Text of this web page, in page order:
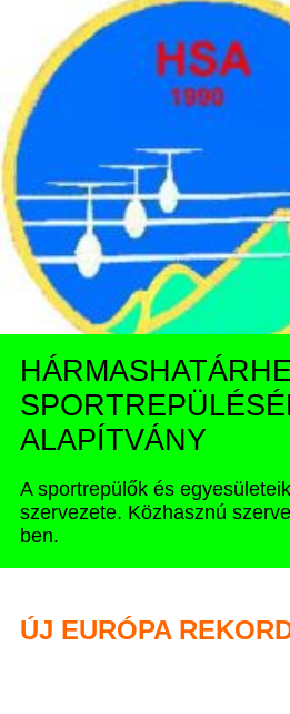
ALAPÍTVÁNY
A sportrepülők és
szervezete. Közhasznú
ben.
ÚJ EURÓPA